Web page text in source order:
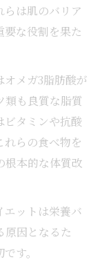
は肌のバリア
な役割を果た
メガ3脂肪酸が
類も良質な脂質
ビタミンや抗酸
れらの食べ物を
根本的な体質改
エットは栄養バ
原因となるた
す。